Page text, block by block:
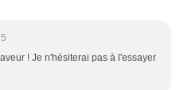
! Je n'hésiterai pas à l'essayer